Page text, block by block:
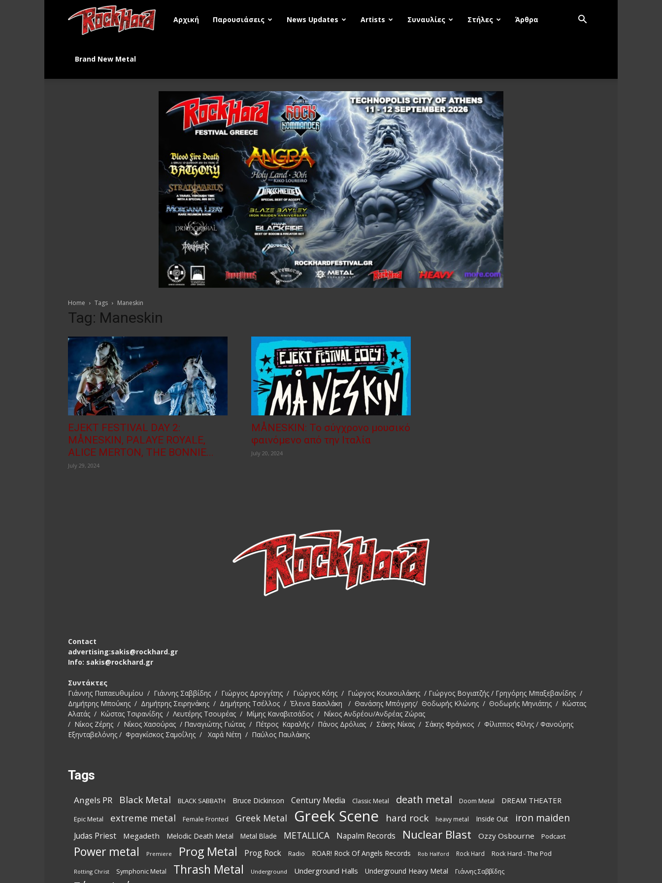
Rock
Greece
Αρχική Παρουσιάσεις News Updates Artists Συναυλίες Στήλες Άρθρα
Brand New Metal
Home Tags Maneskin
Tag: Maneskin
EJEKT FESTIVAL DAY 2:
MÅNESKIN, PALAYE ROYALE,
ALICE MERTON, THE BONNIE...
July 29, 2024
MÅNESKIN: Το σύγχρονο μουσικό
φαινόμενο από την Ιταλία
July 20, 2024
Contact
advertising:sakis@rockhard.gr
Info: sakis@rockhard.gr
Συντάκτες
Γιάννης Παπαευθυμίου / Γιάννης Σαββίδης / Γιώργος Δρογγίτης / Γιώργος Κόης / Γιώργος Κουκουλάκης / Γιώργος Βογιατζής / Γρηγόρης Μπαξεβανίδης /
Δημήτρης Μπούκης / Δημήτρης Σειρηνάκης / Δημήτρης Τσέλλος / Έλενα Βασιλάκη / Θανάσης Μπόγρης/ Θοδωρής Κλώνης / Θοδωρής Μηνιάτης / Κώστας
Αλατάς / Κώστας Τσιρανίδης / Λευτέρης Τσουρέας / Μίμης Καναβιτσάδος / Νίκος Ανδρέου/Ανδρέας Ζώρας
/ Νίκος Ζέρης / Νίκος Χασούρας / Παναγιώτης Γιώτας / Πέτρος Καραλής / Πάνος Δρόλιας / Σάκης Νίκας / Σάκης Φράγκος / Φίλιππος Φίλης / Φανούρης
Εξηνταβελόνης / Φραγκίσκος Σαμοΐλης / Χαρά Νέτη / Παύλος Παυλάκης
Tags
Angels PR Black Metal BLACK SABBATH Bruce Dickinson Century Media Classic Metal death metal Doom Metal DREAM THEATER
Epic Metal extreme metal Female Fronted Greek Metal Greek Scene hard rock heavy metal Inside Out iron maiden
Judas Priest Megadeth Melodic Death Metal Metal Blade METALLICA Napalm Records Nuclear Blast Ozzy Osbourne Podcast
Power metal Premiere Prog Metal Prog Rock Radio ROAR! Rock Of Angels Records Rob Halford Rock Hard Rock Hard - The Pod
Rotting Christ Symphonic Metal Thrash Metal Underground Underground Halls Underground Heavy Metal Γιάννης Σαββίδης